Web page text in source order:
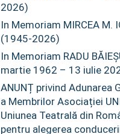
2026)
In Memoriam MIRCEA M.
(1945-2026)
In Memoriam RADU
martie 1962 – 13 iulie
ANUNȚ privind Adunarea
a Membrilor Asociației
Uniunea Teatrală din
pentru alegerea